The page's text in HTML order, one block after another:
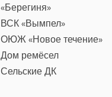
«Берегиня»
ВСК «Вымпел»
ОЮЖ «Новое течение»
Дом ремёсел
Сельские ДК